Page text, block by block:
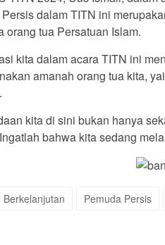
dalam TITN ini
orang tua Persatuan Islam.
kita dalam acara TITN ini
amanah orang tua kita,
kita di sini bukan hanya
bahwa kita sedang
Berkelanjutan Pemuda Persis